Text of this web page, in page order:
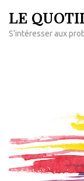
au
contenu
LE
S'intéresser aux